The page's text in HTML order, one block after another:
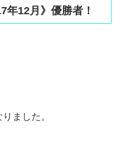
年12月》優勝者！
ました。